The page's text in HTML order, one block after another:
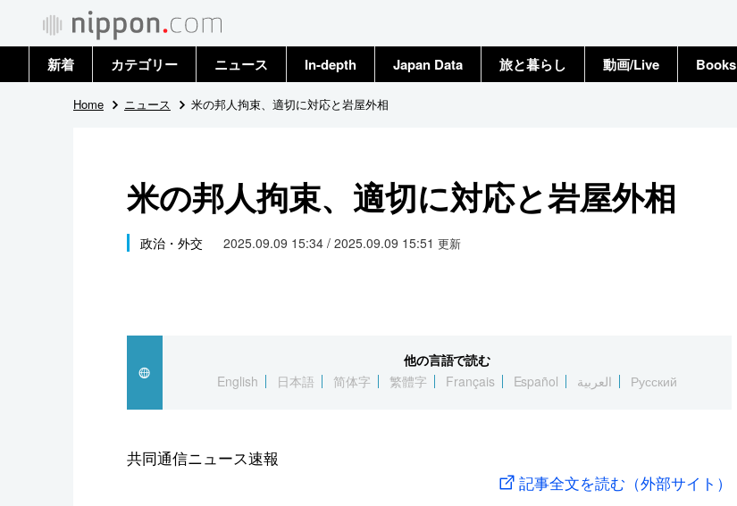
新着 カテゴリー
政治・外交
国際
科学・技術
暮らし
ニュース
トップ
In-depth Japan Data 旅と暮らし 動画/Live Books
Home ニュース 米の邦人拘束、適切に対応と岩屋外相
米の邦人拘束、適切に対応と岩屋外相
政治・外交 2025.09.09 15:34 / 2025.09.09 15:51 更新
他の言語で読む
English
日本語 简体字 繁體字 Français Español العربية Русский
共同通信ニュース速報
記事全文を読む（外部サイト）